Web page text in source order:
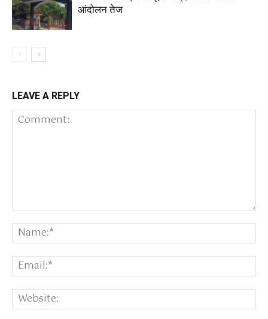
आंदोलन तेज
LEAVE A REPLY